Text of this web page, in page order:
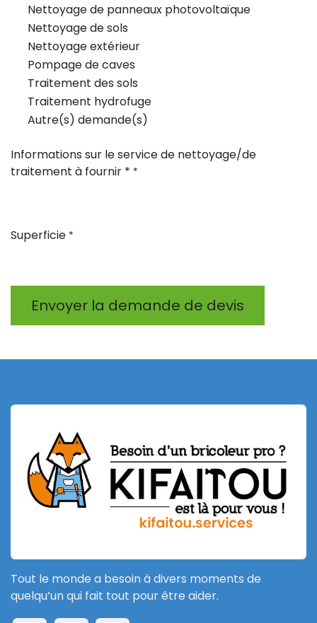
Nettoyage de panneaux photovoltaïque
Nettoyage de sols
Nettoyage extérieur
Pompage de caves
Traitement des sols
Traitement hydrofuge
Autre(s) demande(s)
Informations sur le service de nettoyage/de
traitement à fournir * *
Superficie *
Envoyer la demande de devis
Tout le monde a besoin à divers moments de
quelqu’un qui fait tout pour être aider.